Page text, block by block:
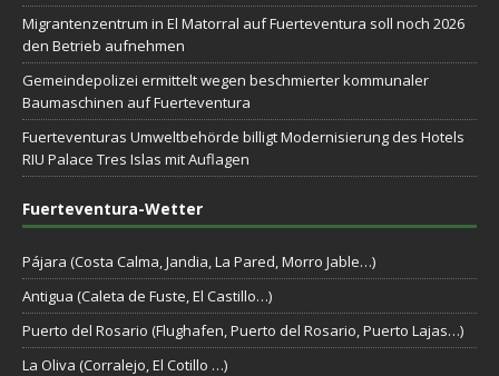
Migrantenzentrum in El Matorral auf Fuerteventura soll noch 2026
den Betrieb aufnehmen
Gemeindepolizei ermittelt wegen beschmierter kommunaler
Baumaschinen auf Fuerteventura
Fuerteventuras Umweltbehörde billigt Modernisierung des Hotels
RIU Palace Tres Islas mit Auflagen
Fuerteventura-Wetter
Pájara (Costa Calma, Jandia, La Pared, Morro Jable…)
Antigua (Caleta de Fuste, El Castillo…)
Puerto del Rosario (Flughafen, Puerto del Rosario, Puerto Lajas…)
La Oliva (Corralejo, El Cotillo …)